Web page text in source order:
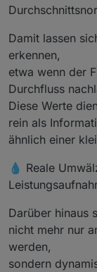
Damit lassen
erkennen,
etwa wenn der
Durchfluss
Diese Werte
rein als
ähnlich einer
💧 Reale
Darüber hinaus
nicht mehr nur
werden,
sondern